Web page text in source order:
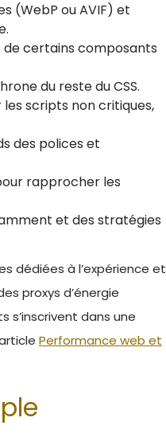
(WebP ou AVIF) et
certains composants
du reste du CSS.
scripts non critiques,
des polices et
rapprocher les
et des stratégies
dédiées à l’expérience et
proxys d’énergie
s’inscrivent dans une
Performance web et